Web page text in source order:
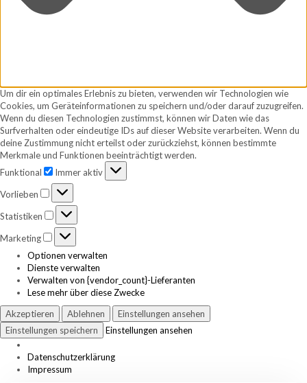
Um dir ein optimales Erlebnis zu bieten, verwenden wir Technologien wie
Cookies, um Geräteinformationen zu speichern und/oder darauf zuzugreifen.
Wenn du diesen Technologien zustimmst, können wir Daten wie das
Surfverhalten oder eindeutige IDs auf dieser Website verarbeiten. Wenn du
deine Zustimmung nicht erteilst oder zurückziehst, können bestimmte
Merkmale und Funktionen beeinträchtigt werden.
Funktional
Funktional
Immer aktiv
Vorlieben
Vorlieben
Statistiken Statistiken
Marketing
Marketing
Optionen verwalten
Dienste verwalten
Verwalten von {vendor_count}-Lieferanten
Lese mehr über diese Zwecke
Akzeptieren
Ablehnen
Einstellungen ansehen
Einstellungen speichern
Einstellungen ansehen
Datenschutzerklärung
Impressum